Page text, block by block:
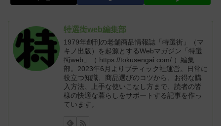
特選街web編集部
1979年創刊の老舗商品情報誌「特選街」（マ
キノ出版）を起源とするWebマガジン「特選
街web」（ https://tokusengai.com/ ）編集
部。2023年6月よりブティック社運営。日常に
役立つ知識、商品選びのコツから、お得な購
入方法、上手な使いこなし方まで、読者の皆
様の快適な暮らしをサポートする記事を作っ
ています。